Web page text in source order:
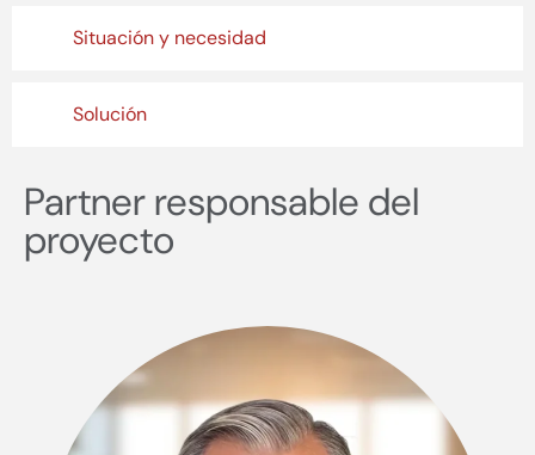
Situación y necesidad
Solución
Partner responsable del
proyecto